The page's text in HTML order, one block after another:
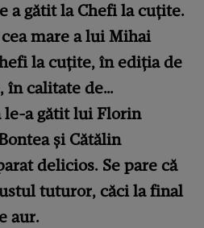
a gătit la Chefi la cuțite.
mare a lui Mihai
la cuțite, în ediția de
în calitate de…
le-a gătit lui Florin
și Cătălin
delicios. Se pare că
tuturor, căci la final
aur.